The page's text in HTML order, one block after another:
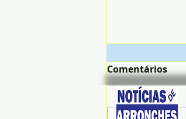
Comentários